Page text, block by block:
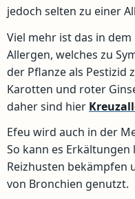
jedoch selten zu einer
Viel mehr ist das in
Allergen, welches zu
der Pflanze als Pestizid
Karotten und roter
daher sind hier
Efeu wird auch in der
So kann es
Reizhusten bekämpfen
von Bronchien genutzt.